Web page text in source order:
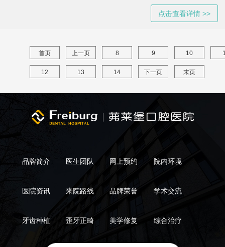
点击查看详情 >>
首页 上一页 8 9 10
12 13 14 下一页 末页
品牌简介 医生团队 网上预约 院内环境
医院资讯 来院路线 品牌荣誉 学术交流
牙齿种植 歪牙正畸 美学修复 综合治疗